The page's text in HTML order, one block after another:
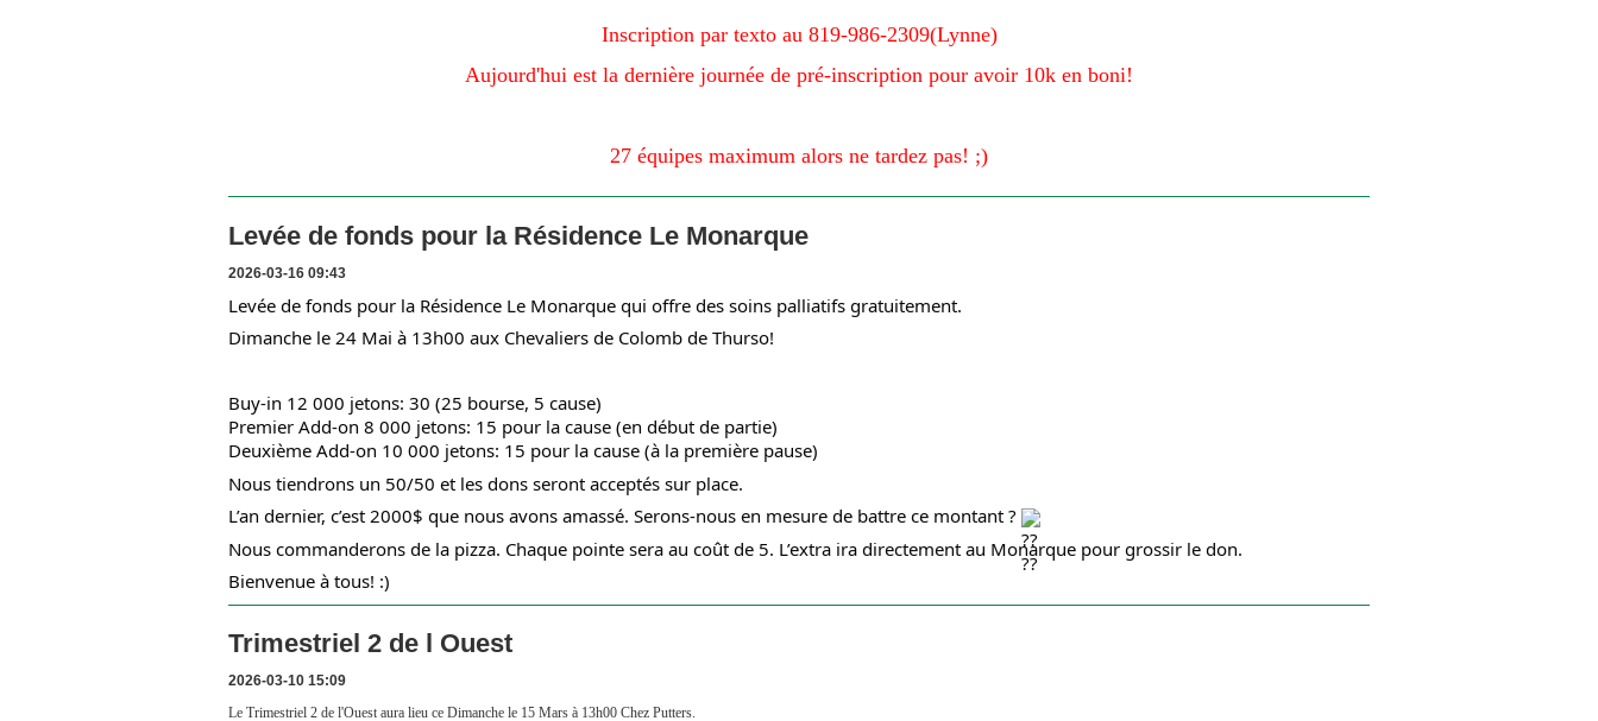
Inscription par texto au 819-986-2309(Lynne)
Aujourd'hui est la dernière journée de pré-inscription pour avoir 10k en boni!
27 équipes maximum alors ne tardez pas! ;)
Levée de fonds pour la Résidence Le Monarque
2026-03-16 09:43
Levée de fonds pour la Résidence Le Monarque qui offre des soins palliatifs gratuitement.
Dimanche le 24 Mai à 13h00 aux Chevaliers de Colomb de Thurso!
Buy-in 12 000 jetons: 30 (25 bourse, 5 cause)
Premier Add-on 8 000 jetons: 15 pour la cause (en début de partie)
Deuxième Add-on 10 000 jetons: 15 pour la cause (à la première pause)
Nous tiendrons un 50/50 et les dons seront acceptés sur place.
L’an dernier, c’est 2000$ que nous avons amassé. Serons-nous en mesure de battre ce montant ?
Nous commanderons de la pizza. Chaque pointe sera au coût de 5. L’extra ira directement au Monarque pour grossir le don.
Bienvenue à tous! :)
Trimestriel 2 de l Ouest
2026-03-10 15:09
Le Trimestriel 2 de l'Ouest aura lieu ce Dimanche le 15 Mars à 13h00 Chez Putters.